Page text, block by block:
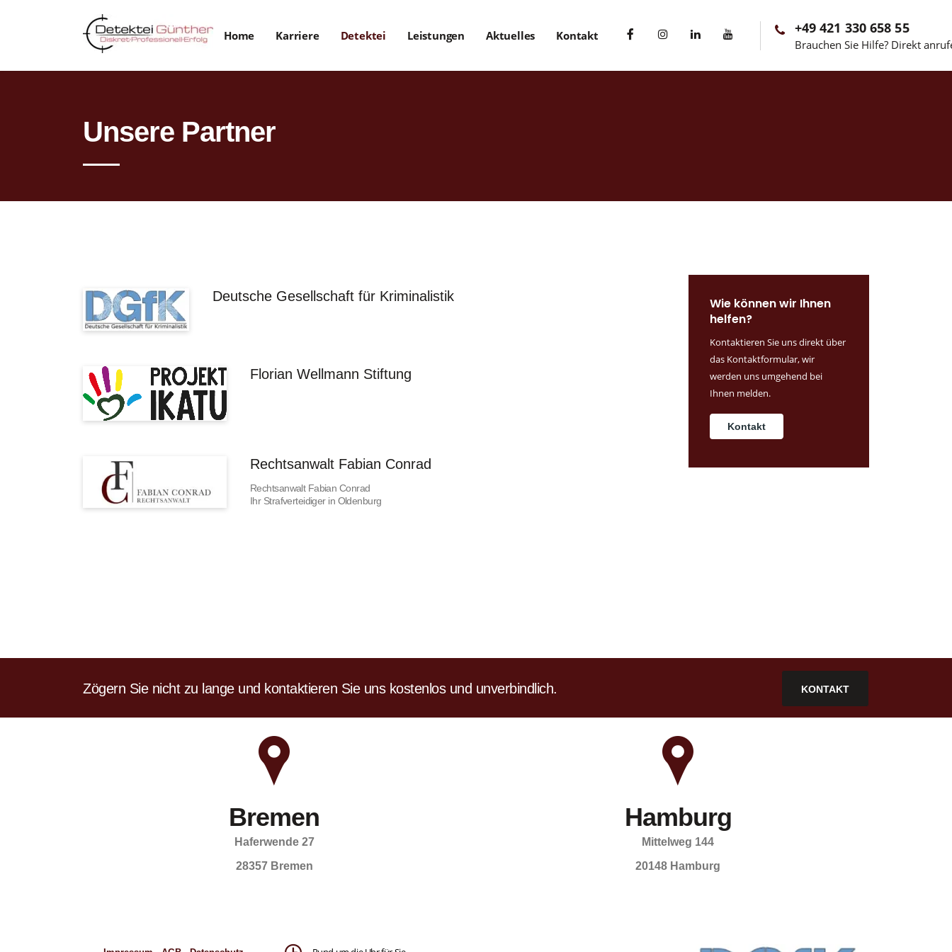
Home Karriere Detektei Leistungen Aktuelles Kontakt +49 421 330 658 55
Brauchen Sie Hilfe? Direkt
Unsere Partner
Deutsche Gesellschaft für Kriminalistik
Florian Wellmann Stiftung
Rechtsanwalt Fabian Conrad
Rechtsanwalt Fabian Conrad
Ihr Strafverteidiger in Oldenburg
Wie können wir Ihnen
helfen?
Kontaktieren Sie uns direkt über
das Kontaktformular, wir
werden uns umgehend bei
Ihnen melden.
Kontakt
Zögern Sie nicht zu lange und kontaktieren Sie uns kostenlos und unverbindlich. KONTAKT
Bremen
Haferwende 27
28357 Bremen
Hamburg
Mittelweg 144
20148 Hamburg